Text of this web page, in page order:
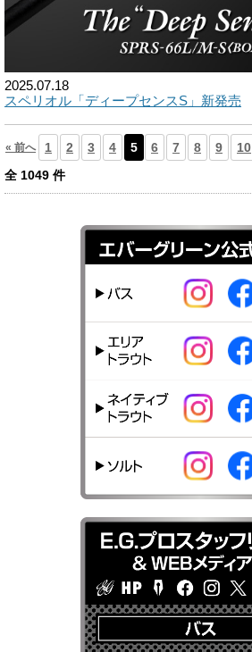
2025.07.18
スペリオル「ディープセンスS」新発売
« 前へ 1 2 3 4 5 6 7 8 9 10
全 1049 件